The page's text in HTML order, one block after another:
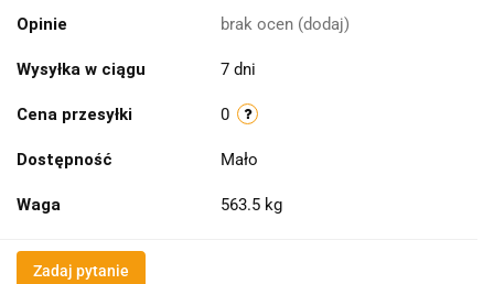
Opinie brak ocen (dodaj)
Wysyłka w ciągu 7 dni
Cena przesyłki 0
Dostępność Mało
Waga 563.5 kg
Zadaj pytanie